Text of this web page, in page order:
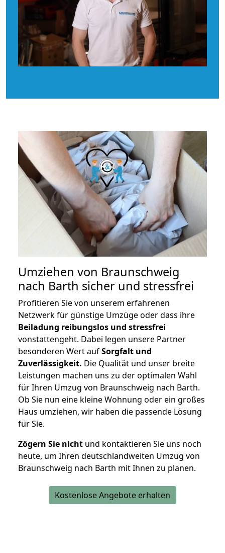
Umziehen von Braunschweig
nach Barth sicher und stressfrei
Profitieren Sie von unserem erfahrenen
Netzwerk für günstige Umzüge oder dass ihre
Beiladung reibungslos und stressfrei
vonstattengeht. Dabei legen unsere Partner
besonderen Wert aufSorgfalt und
Zuverlässigkeit. Die Qualität und unser breite
Leistungen machen uns zu der optimalen Wahl
für Ihren Umzug von Braunschweig nach Barth.
Ob Sie nun eine kleine Wohnung oder ein großes
Haus umziehen, wir haben die passende Lösung
für Sie.
Zögern Sie nicht und kontaktieren Sie uns noch
heute, um Ihren deutschlandweiten Umzug von
Braunschweig nach Barth mit Ihnen zu planen.
Kostenlose Angebote erhalten